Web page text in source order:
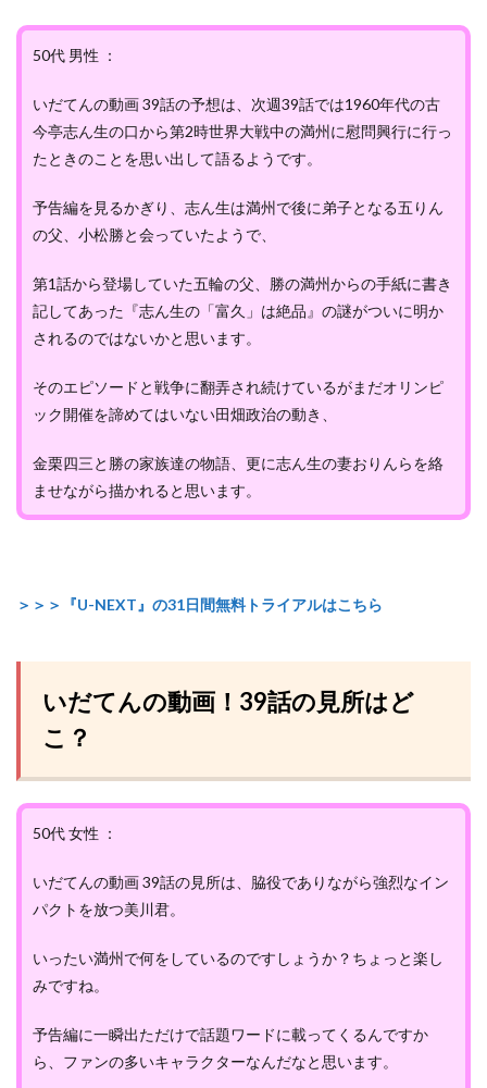
50代 男性 ：
いだてんの動画 39話の予想は、次週39話では1960年代の古
今亭志ん生の口から第2時世界大戦中の満州に慰問興行に行っ
たときのことを思い出して語るようです。
予告編を見るかぎり、志ん生は満州で後に弟子となる五りん
の父、小松勝と会っていたようで、
第1話から登場していた五輪の父、勝の満州からの手紙に書き
記してあった『志ん生の「富久」は絶品』の謎がついに明か
されるのではないかと思います。
そのエピソードと戦争に翻弄され続けているがまだオリンピ
ック開催を諦めてはいない田畑政治の動き、
金栗四三と勝の家族達の物語、更に志ん生の妻おりんらを絡
ませながら描かれると思います。
＞＞＞『U-NEXT』の31日間無料トライアルはこちら
いだてんの動画！39話の見所はど
こ？
50代 女性 ：
いだてんの動画 39話の見所は、脇役でありながら強烈なイン
パクトを放つ美川君。
いったい満州で何をしているのですしょうか？ちょっと楽し
みですね。
予告編に一瞬出ただけで話題ワードに載ってくるんですか
ら、ファンの多いキャラクターなんだなと思います。